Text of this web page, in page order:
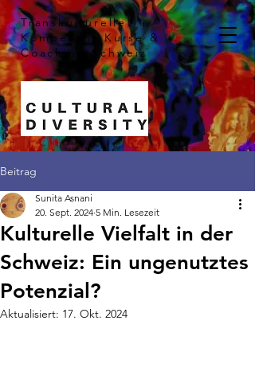
Transkulturelle
KompetenzKurse &
Coaching Schweiz
Beitrag
Kulturelle Vielfalt in der
Schweiz: Ein ungenutztes
Potenzial?
Sunita Asnani
20. Sept. 2024 5 Min. Lesezeit
Aktualisiert: 17. Okt. 2024